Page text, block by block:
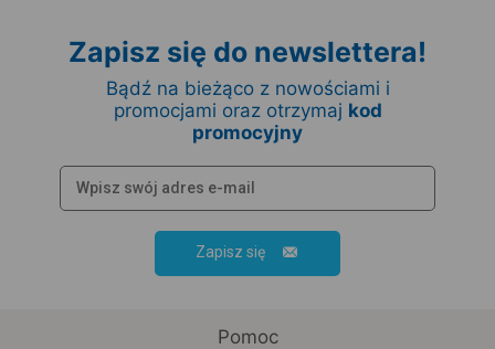
Zapisz się do newslettera!
Bądź na bieżąco z nowościami i
promocjami oraz otrzymaj kod
promocyjny
Zapisz się
Pomoc